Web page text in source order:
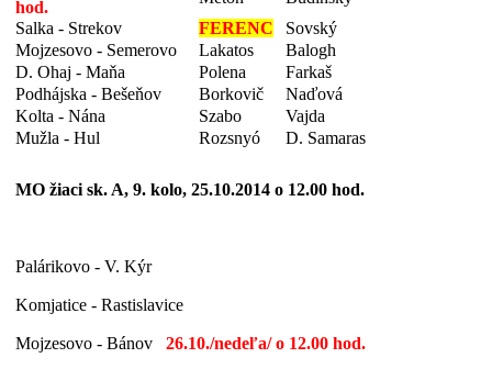
hod.
Salka - Strekov
FERENC
Sovský
Mojzesovo - Semerovo
Lakatos
Balogh
D. Ohaj - Maňa
Polena
Farkaš
Podhájska - Bešeňov
Borkovič
Naďová
Kolta - Nána
Szabo
Vajda
Mužla - Hul
Rozsnyó D. Samaras
MO žiaci sk. A, 9. kolo, 25.10.2014 o 12.00 hod.
Palárikovo - V. Kýr
Komjatice - Rastislavice
Mojzesovo - Bánov 26.10./nedeľa/ o 12.00 hod.